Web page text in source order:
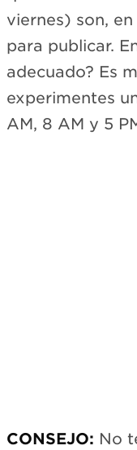
viernes) son,
para publicar.
adecuado? Es
experimentes
AM, 8 AM y 5
CONSEJO: No